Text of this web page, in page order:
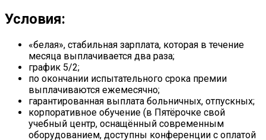
Условия:
«белая», стабильная зарплата, которая в течение
месяца выплачивается два раза;
график 5/2;
по окончании испытательного срока премии
выплачиваются ежемесячно;
гарантированная выплата больничных, отпускных;
корпоративное обучение (в Пятёрочке свой
учебный центр, оснащённый современным
оборудованием, доступны конференции с оплатой